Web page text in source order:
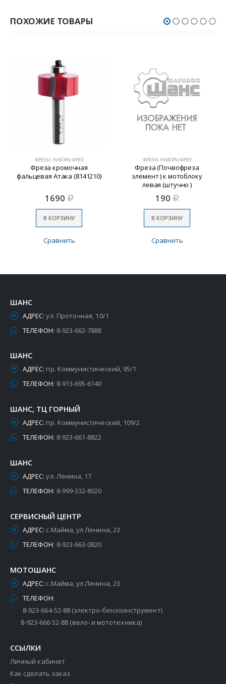
ПОХОЖИЕ ТОВАРЫ
ФРЕЗЫ, НАБОРЫ ФРЕЗ
Фреза кромочная
фальцевая Атака (8141210)
1690 Р
В КОРЗИНУ
Сравнить
ФРЕЗЫ, НАБОРЫ ФРЕЗ
Фреза (Почвофреза
элемент ) к мотоблоку
левая (штучно )
190 Р
В КОРЗИНУ
Сравнить
ШАНС
АДРЕС: ул. Проточная, 10/1
ТЕЛЕФОН: 8-923-662-7888
ШАНС
АДРЕС: пр. Коммунистический, 95/1
ТЕЛЕФОН: 8-913-695-6140
ШАНС, ТЦ ГОРНЫЙ
АДРЕС: пр. Коммунистический, 109/2
ТЕЛЕФОН: 8-923-661-8822
ШАНС
АДРЕС: ул. Ленина, 17
ТЕЛЕФОН: 8-999-332-8020
СЕРВИСНЫЙ ЦЕНТР
АДРЕС: с.Майма, ул.Ленина, 23
ТЕЛЕФОН: 8-923-663-0820
МОТОШАНС
АДРЕС: с.Майма, ул.Ленина, 23
ТЕЛЕФОН:
8-923-664-52-88 (электро-бензоинструмент)
8-923-666-52-88 (вело- и мототехника)
ССЫЛКИ
Личный кабинет
Как сделать заказ